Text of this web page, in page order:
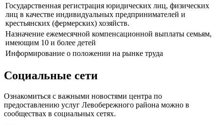
Государственная регистрация юридических лиц, физических
лиц в качестве индивидуальных предпринимателей и
крестьянских (фермерских) хозяйств.
Назначение ежемесячной компенсационной выплаты семьям,
имеющим 10 и более детей
Информирование о положении на рынке труда
Социальные сети
Ознакомиться с важными новостями центра по
предоставлению услуг Левобережного района можно в
сообществах в социальных сетях.